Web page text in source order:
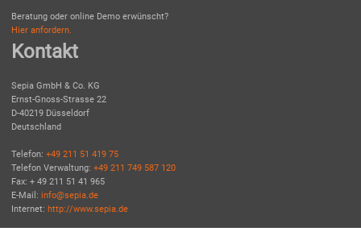
Beratung oder online Demo erwünscht?
Hier anfordern.
Kontakt
Sepia GmbH & Co. KG
Ernst-Gnoss-Strasse 22
D-40219 Düsseldorf
Deutschland
Telefon: +49 211 51 419 75
Telefon Verwaltung: +49 211 749 587 120
Fax: + 49 211 51 41 965
E-Mail: info@sepia.de
Internet: http://www.sepia.de